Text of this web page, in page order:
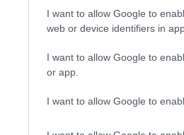
I want to allow Google to
web or device identifiers in
I want to allow Google to
or app.
I want to allow Google to
Stavebný materiál